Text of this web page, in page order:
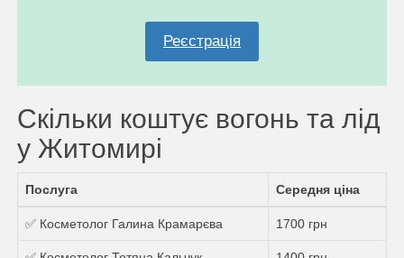
Реєстрація
Скільки коштує вогонь та лід
у Житомирі
Послуга Середня ціна
✅ Косметолог Галина Крамарєва 1700 грн